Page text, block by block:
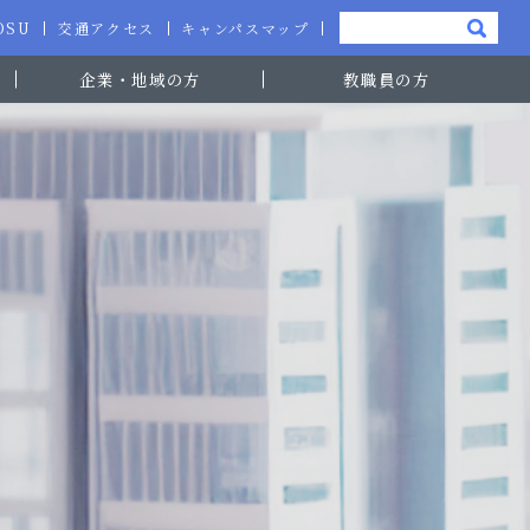
交通アクセス キャンパスマップ
企業・地域の方 教職員の方